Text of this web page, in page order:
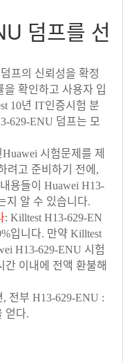
덤프를 선
프의 신뢰성을 확정
확인하고 사용자 입
10년 IT인증시험 분
629-ENU 덤프는 모
시험문제를 제
려고 준비하기 전에,
용들이 Huawei H13-
지 알 수 있습니다.
: Killtest H13-629-EN
입니다. 만약 Killtest
H13-629-ENU 시험
간 이내에 전액 환불해
전부 H13-629-ENU :
얻다.